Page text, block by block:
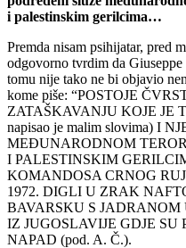
i palestinskim gerilcima…
Premda nisam psihijatar, pred
odgovorno tvrdim da
tomu nije tako ne bi objavio
kome piše: “POSTOJE
ZATAŠKAVANJU KOJE JE
napisao je malim slovima) I
MEĐUNARODNOM
I PALESTINSKIM
KOMANDOSA CRNOG
1972. DIGLI U ZRAK
BAVARSKU S
IZ JUGOSLAVIJE GDJE
NAPAD (pod. A. Č.).